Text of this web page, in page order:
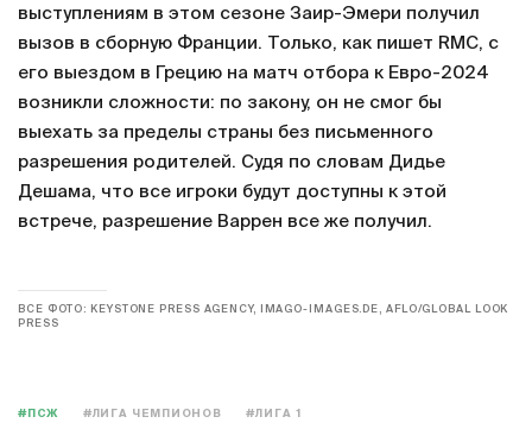
выступлениям в этом сезоне Заир-Эмери получил
вызов в сборную Франции. Только, как пишет RMC, с
его выездом в Грецию на матч отбора к Евро-2024
возникли сложности: по закону, он не смог бы
выехать за пределы страны без письменного
разрешения родителей. Судя по словам Дидье
Дешама, что все игроки будут доступны к этой
встрече, разрешение Варрен все же получил.
ВСЕ ФОТО: KEYSTONE PRESS AGENCY, IMAGO-IMAGES.DE, AFLO/GLOBAL LOOK
PRESS
#ПСЖ #ЛИГА ЧЕМПИОНОВ #ЛИГА 1